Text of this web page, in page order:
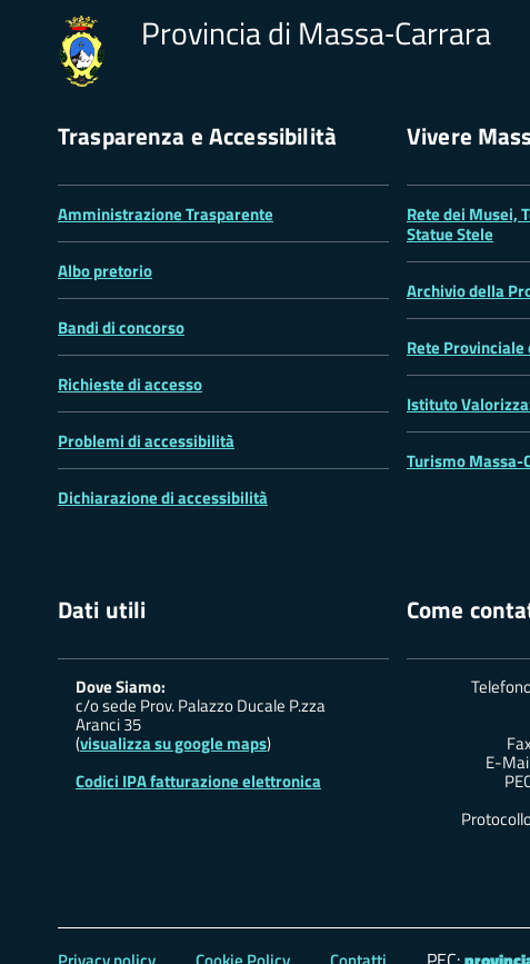
Provincia di Massa‑Carrara
Trasparenza e Accessibilità
Amministrazione Trasparente
Albo pretorio
Bandi di concorso
Richieste di accesso
Problemi di accessibilità
Dichiarazione di accessibilità
Vivere
Rete dei Musei,
Statue Stele
Archivio della
Rete
Istituto
Turismo Massa-
Dati utili
Dove Siamo:
c/o sede Prov. Palazzo Ducale P.zza
Aranci 35
(visualizza su google maps)
Codici IPA fatturazione elettronica
Come
E-